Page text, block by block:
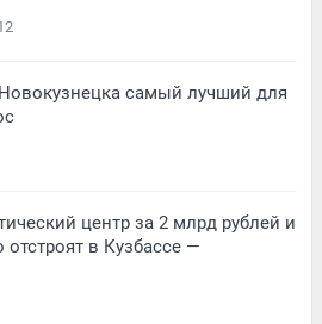
самый лучший для
центр за 2 млрд рублей и
отстроят в Кузбассе —